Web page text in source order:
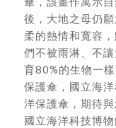
後，大地之母仍
柔的熱情和寬容
們不被雨淋、不
育80%的生物一
保護傘，國立海
洋保護傘，期待與
國立海洋科技博